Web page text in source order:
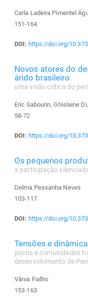
Carla Ladeira Pimentel
151-164
DOI: https://doi.org/
Novos atores do
árido brasileiro
uma visão crítica do
Eric Sabourin, Ghislaine
58-72
DOI: https://doi.org/
Os pequenos
a participação
Delma Pessanha Neves
103-117
DOI: https://doi.org/
Tensões e
povos e comunidades
desenvolvimento de
Vânia Fialho
153-163